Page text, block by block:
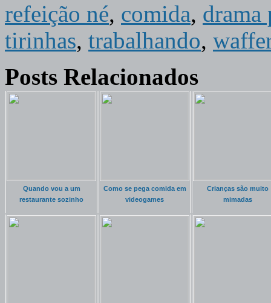
refeição né, comida, drama
tirinhas, trabalhando,
Posts Relacionados
Quando vou a um
restaurante sozinho
Como se pega comida em
videogames
Crianças são muito
mimadas